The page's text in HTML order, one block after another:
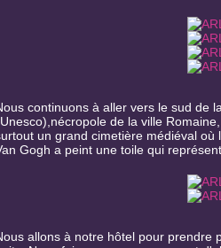
continuons à aller vers le sud de
de la ville
un grand cimetière médiéval où
Gogh a peint une toile qui
allons à notre hôtel pour prendre